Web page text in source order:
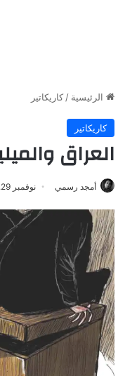
الرئيسية / كاريكاتير
كاريكاتير
العراق
أمجد رسمي نوفمبر 29, 2021